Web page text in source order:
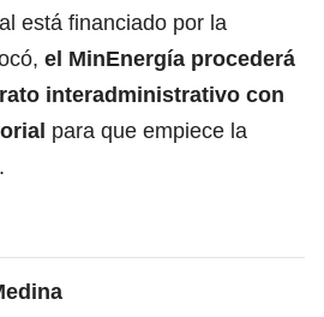
está financiado por la
el MinEnergía procederá
interadministrativo con
para que empiece la